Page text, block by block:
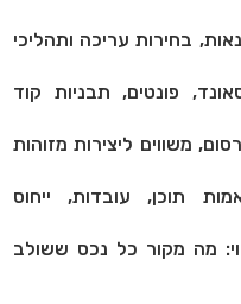
בחירות עריכה ותהליכי
פונטים, תבניות קוד
משווים ליצירות מזוהות
תוכן, עובדות, ייחוס
מה מקור כל נכס ששולב